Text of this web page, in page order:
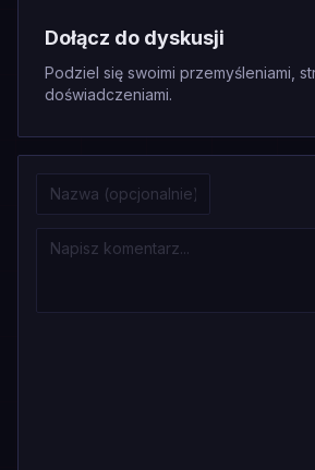
Dołącz do dyskusji
Podziel się swoimi przemyśleniami,
doświadczeniami.